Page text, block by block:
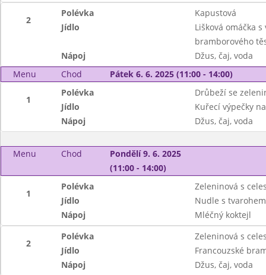
2
Polévka
Kapustová
Jídlo
Lišková omáčka
bramborového
Nápoj
Džus, čaj, voda
Menu
Chod Pátek 6. 6. 2025 (11:00 - 14:00)
1
Polévka
Drůbeží se
Jídlo
Kuřecí výpečky
Nápoj
Džus, čaj, voda
Menu Chod
Pondělí 9. 6. 2025
(11:00 - 14:00)
1
Polévka
Zeleninová s
Jídlo
Nudle s
Nápoj
Mléčný koktejl
2
Polévka
Zeleninová s
Jídlo
Francouzské
Nápoj
Džus, čaj, voda